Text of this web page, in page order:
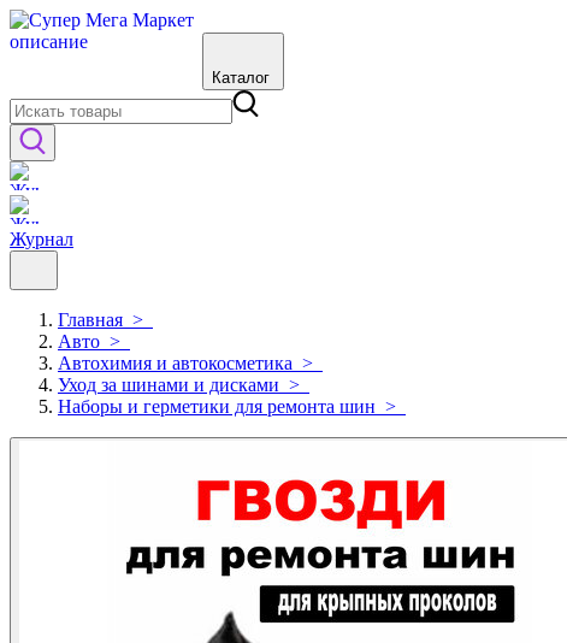
Каталог
Журнал
Главная >
Авто >
Автохимия и автокосметика >
Уход за шинами и дисками >
Наборы и герметики для ремонта шин >